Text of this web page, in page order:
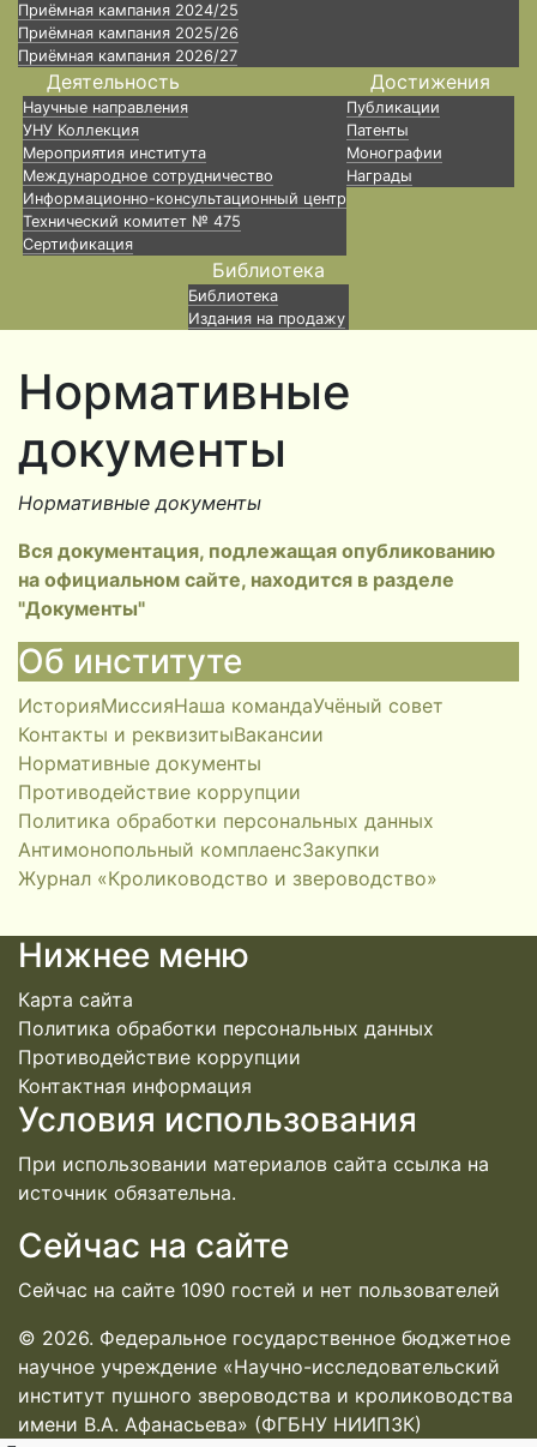
Приёмная кампания 2024/25
Приёмная кампания 2025/26
Приёмная кампания 2026/27
Деятельность
Научные направления
УНУ Коллекция
Мероприятия института
Международное сотрудничество
Информационно-консультационный центр
Технический комитет № 475
Сертификация
Достижения
Публикации
Патенты
Монографии
Награды
Библиотека
Библиотека
Издания на продажу
Об институте
ИсторияМиссияНаша командаУчёный совет
Контакты и реквизитыВакансии
Нормативные документы
Противодействие коррупции
Политика обработки персональных данных
Антимонопольный комплаенсЗакупки
Журнал «Кролиководство и звероводство»
Нормативные
документы
Нормативные документы
Вся документация, подлежащая опубликованию
на официальном сайте, находится в разделе
"Документы"
Нижнее меню
Карта сайта
Политика обработки персональных данных
Противодействие коррупции
Контактная информация
Условия использования
При использовании материалов сайта ссылка на
источник обязательна.
Сейчас на сайте
Сейчас на сайте 1090 гостей и нет пользователей
© 2026. Федеральное государственное бюджетное
научное учреждение «Научно-исследовательский
институт пушного звероводства и кролиководства
имени В.А. Афанасьева» (ФГБНУ НИИПЗК)